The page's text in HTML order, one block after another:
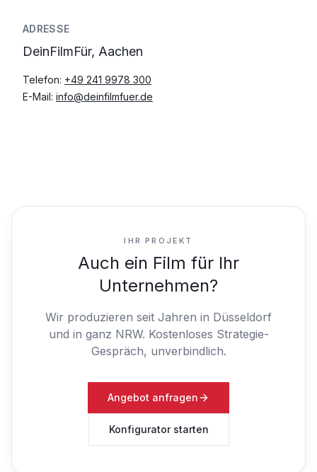
ADRESSE
DeinFilmFür, Aachen
Telefon: +49 241 9978 300
E-Mail: info@deinfilmfuer.de
IHR PROJEKT
Auch ein Film für Ihr
Unternehmen?
Wir produzieren seit Jahren in Düsseldorf
und in ganz NRW. Kostenloses Strategie-
Gespräch, unverbindlich.
Angebot anfragen
Konfigurator starten